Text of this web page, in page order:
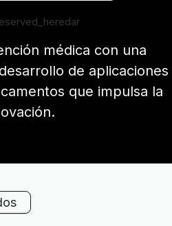
médica con una
de aplicaciones
que impulsa la